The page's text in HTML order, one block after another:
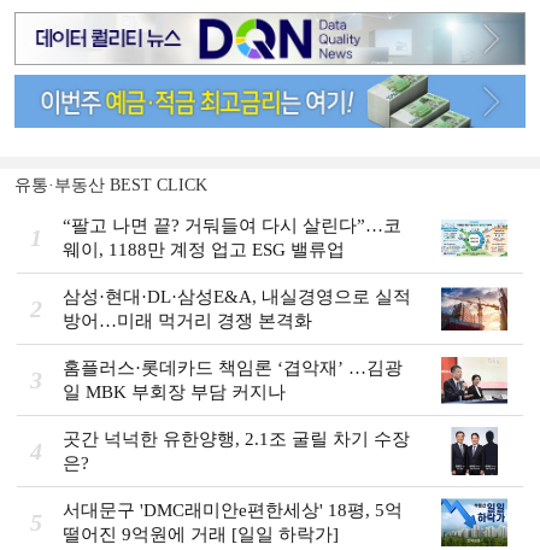
유통·부동산 BEST CLICK
1
“팔고 나면 끝? 거둬들여 다시 살린다”…코
웨이, 1188만 계정 업고 ESG 밸류업
2
삼성·현대·DL·삼성E&A, 내실경영으로 실적
방어…미래 먹거리 경쟁 본격화
3
홈플러스·롯데카드 책임론 ‘겹악재’ …김광
일 MBK 부회장 부담 커지나
4
곳간 넉넉한 유한양행, 2.1조 굴릴 차기 수장
은?
5
서대문구 'DMC래미안e편한세상' 18평, 5억
떨어진 9억원에 거래 [일일 하락가]